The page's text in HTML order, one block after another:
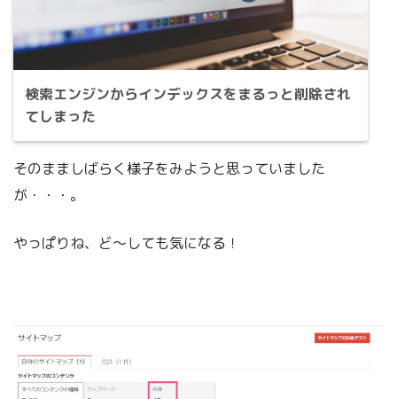
検索エンジンからインデックスをまるっと削除され
てしまった
そのまましばらく様子をみようと思っていました
が・・・。
やっぱりね、ど～しても気になる！